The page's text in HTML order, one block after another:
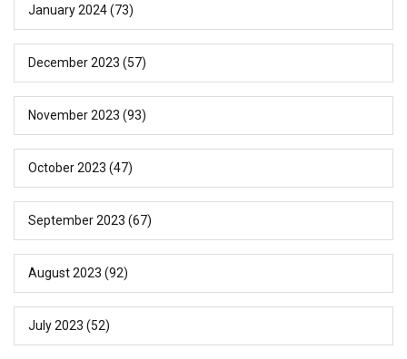
January 2024(73)
December 2023 (57)
November 2023 (93)
October 2023 (47)
September 2023 (67)
August 2023 (92)
July 2023 (52)